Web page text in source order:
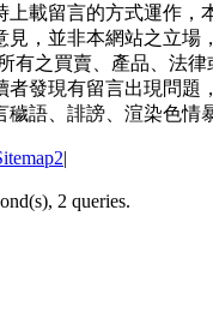
上載留言的方式運作，
見，並非本網站之立場
有之買賣、產品、法
者發現有留言出現問題
穢語、誹謗、渲染色情
|
2 queries.